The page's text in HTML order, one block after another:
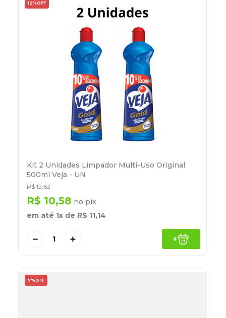
12% OFF
Kit 2 Unidades Limpador Multi-Uso Original
500ml Veja - UN
R$ 12,62
R$ 10,58 no pix
em até 1x de R$ 11,14
＋
－ +
7% OFF